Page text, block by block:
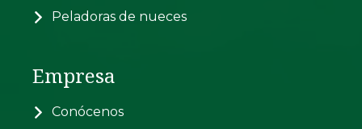
Peladoras de nueces
Empresa
Conócenos